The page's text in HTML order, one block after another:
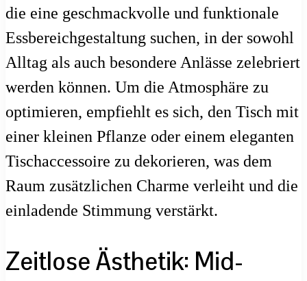
die eine geschmackvolle und funktionale
Essbereichgestaltung suchen, in der sowohl
Alltag als auch besondere Anlässe zelebriert
werden können. Um die Atmosphäre zu
optimieren, empfiehlt es sich, den Tisch mit
einer kleinen Pflanze oder einem eleganten
Tischaccessoire zu dekorieren, was dem
Raum zusätzlichen Charme verleiht und die
einladende Stimmung verstärkt.
Zeitlose Ästhetik: Mid-